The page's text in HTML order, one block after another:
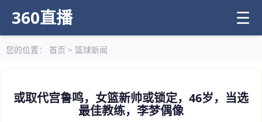
360直播 ☰
您的位置： 首页 > 篮球新闻
或取代宫鲁鸣，女篮新帅或锁定，46岁，当选
最佳教练，李梦偶像